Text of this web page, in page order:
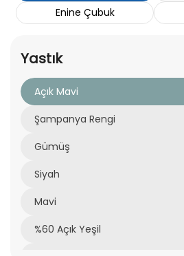
Enine Çubuk
Yastık
Açık Mavi
Şampanya Rengi
Gümüş
Siyah
Mavi
%60 Açık Yeşil